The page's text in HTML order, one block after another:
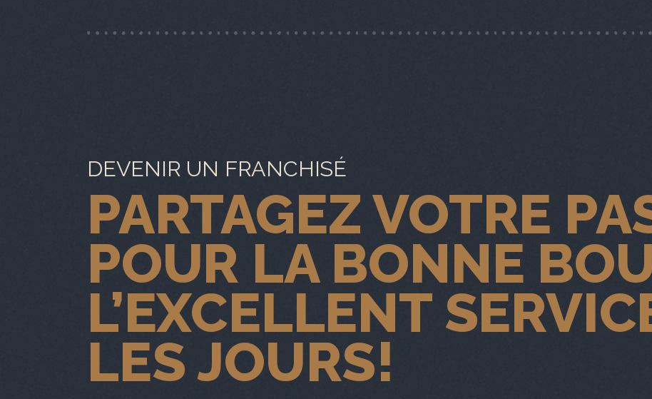
DEVENIR UN FRANCHISÉ
PARTAGEZ VOTRE
POUR LA BONNE
L’EXCELLENT
LES JOURS!